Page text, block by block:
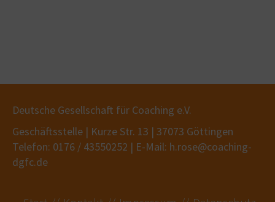
Deutsche Gesellschaft für Coaching e.V.
Geschäftsstelle | Kurze Str. 13 | 37073 Göttingen
Telefon: 0176 / 43550252 | E-Mail: h.rose@coaching-
dgfc.de